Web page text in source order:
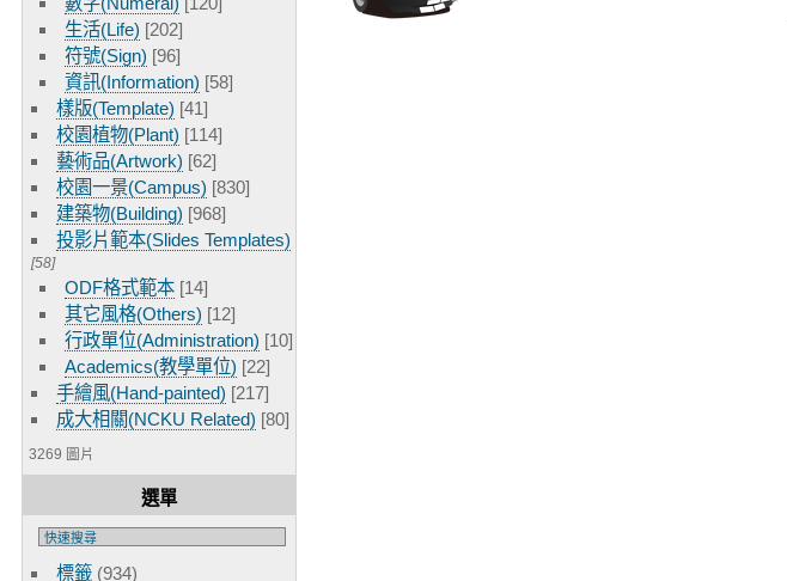
生活(Life) [202]
符號(Sign) [96]
資訊(Information) [58]
樣版(Template) [41]
校園植物(Plant) [114]
藝術品(Artwork) [62]
校園一景(Campus) [830]
建築物(Building) [968]
投影片範本(Slides Templates)
[58]
ODF格式範本 [14]
其它風格(Others) [12]
行政單位(Administration) [10]
Academics(教學單位) [22]
手繪風(Hand-painted) [217]
成大相關(NCKU Related) [80]
3269 圖片
選單
標籤 (934)